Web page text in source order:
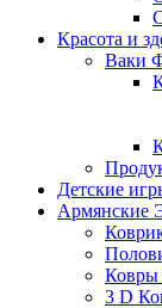
Красота и
Ваки
Детские
Армянские
Ковры
3 D